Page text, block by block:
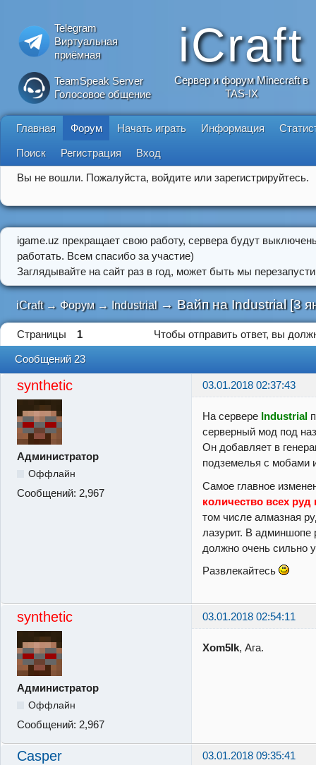
Telegram
Виртуальная
приёмная
TeamSpeak Server
Голосовое общение
iCraft
Сервер и форум Minecraft в
TAS-IX
Главная Форум Начать играть Информация
Поиск Регистрация Вход
Вы не вошли. Пожалуйста, войдите или зарегистрируйтесь.
igame.uz прекращает свою работу, сервера будут
работать. Всем спасибо за участие)
Заглядывайте на сайт раз в год, может быть мы
iCraft → Форум → Industrial → Вайп на Industrial [3
Страницы 1 Чтобы отправить ответ, вы
Сообщений 23
synthetic 03.01.2018 02:37:43
Администратор
Оффлайн
Сообщений: 2,967
На сервере Industrial
серверный мод под
Он добавляет в
подземелья с мобами
Самое главное
количество всех руд
том числе алмазная
лазурит. В админшопе
должно очень сильно
Развлекайтесь
synthetic 03.01.2018 02:54:11
Администратор
Оффлайн
Сообщений: 2,967
Xom5Ik, Ага.
Casper 03.01.2018 09:35:41